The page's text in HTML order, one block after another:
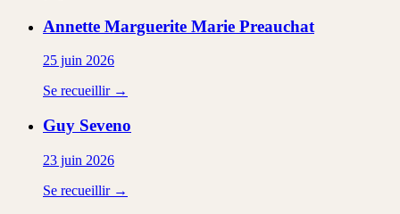
Annette Marguerite Marie Preauchat
25 juin 2026
Se recueillir →
Guy Seveno
23 juin 2026
Se recueillir →